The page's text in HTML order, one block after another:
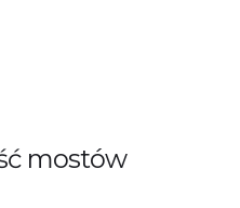
mostów